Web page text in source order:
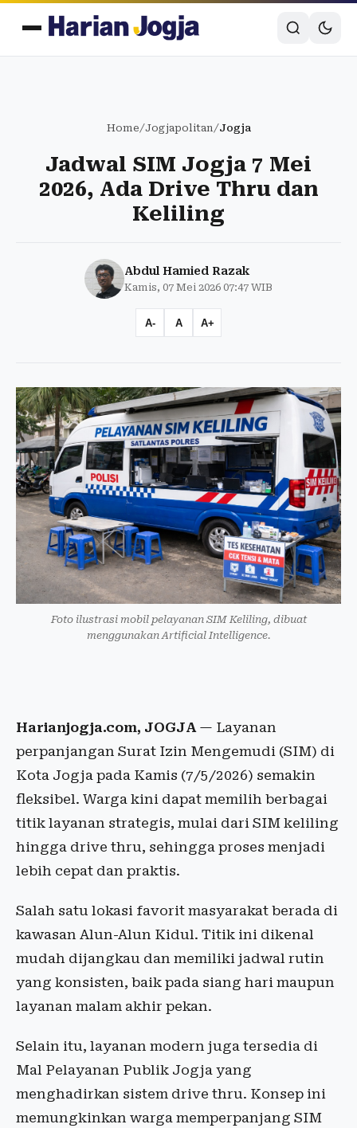
Home/Jogjapolitan/Jogja
Jadwal SIM Jogja 7 Mei
2026, Ada Drive Thru dan
Keliling
Abdul Hamied Razak
Kamis, 07 Mei 2026 07:47 WIB
A- A A+
Foto ilustrasi mobil pelayanan SIM Keliling, dibuat
menggunakan Artificial Intelligence.
Harianjogja.com, JOGJA— Layanan
perpanjangan Surat Izin Mengemudi (SIM) di
Kota Jogja pada Kamis (7/5/2026) semakin
fleksibel. Warga kini dapat memilih berbagai
titik layanan strategis, mulai dari SIM keliling
hingga drive thru, sehingga proses menjadi
lebih cepat dan praktis.
Salah satu lokasi favorit masyarakat berada di
kawasan Alun-Alun Kidul. Titik ini dikenal
mudah dijangkau dan memiliki jadwal rutin
yang konsisten, baik pada siang hari maupun
layanan malam akhir pekan.
Selain itu, layanan modern juga tersedia di
Mal Pelayanan Publik Jogja yang
menghadirkan sistem drive thru. Konsep ini
memungkinkan warga memperpanjang SIM